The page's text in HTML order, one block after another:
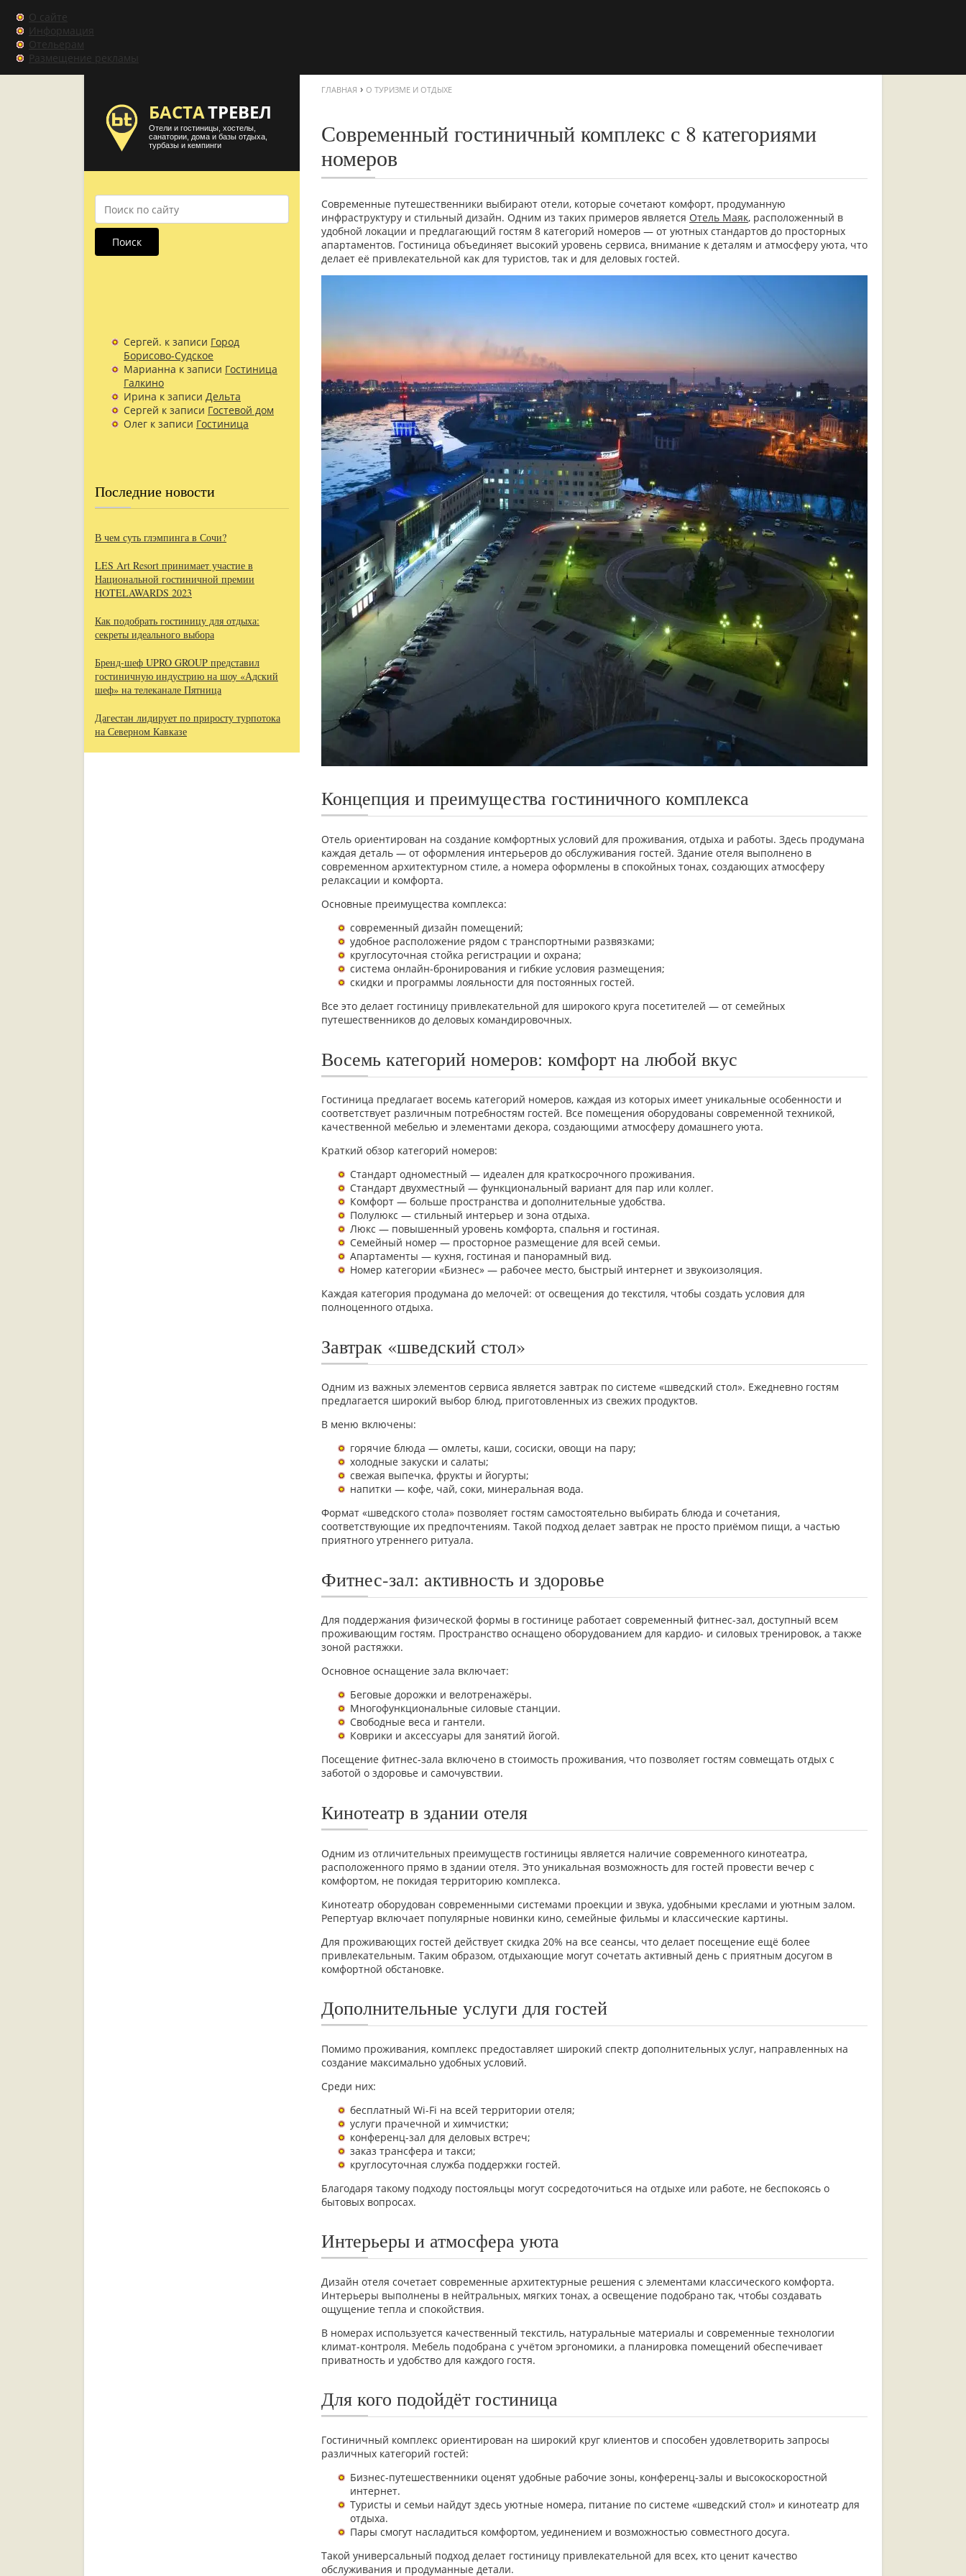
О сайте
Информация
Отельерам
Размещение рекламы
ГЛАВНАЯ › О ТУРИЗМЕ И ОТДЫХЕ
Современный гостиничный комплекс с 8 категориями
номеров
Современные путешественники выбирают отели, которые сочетают комфорт, продуманную
инфраструктуру и стильный дизайн. Одним из таких примеров является Отель Маяк, расположенный в
удобной локации и предлагающий гостям 8 категорий номеров — от уютных стандартов до просторных
апартаментов. Гостиница объединяет высокий уровень сервиса, внимание к деталям и атмосферу уюта, что
делает её привлекательной как для туристов, так и для деловых гостей.
Концепция и преимущества гостиничного комплекса
Отель ориентирован на создание комфортных условий для проживания, отдыха и работы. Здесь продумана
каждая деталь — от оформления интерьеров до обслуживания гостей. Здание отеля выполнено в
современном архитектурном стиле, а номера оформлены в спокойных тонах, создающих атмосферу
релаксации и комфорта.
Основные преимущества комплекса:
современный дизайн помещений;
удобное расположение рядом с транспортными развязками;
круглосуточная стойка регистрации и охрана;
система онлайн-бронирования и гибкие условия размещения;
скидки и программы лояльности для постоянных гостей.
Все это делает гостиницу привлекательной для широкого круга посетителей — от семейных
путешественников до деловых командировочных.
Восемь категорий номеров: комфорт на любой вкус
Гостиница предлагает восемь категорий номеров, каждая из которых имеет уникальные особенности и
соответствует различным потребностям гостей. Все помещения оборудованы современной техникой,
качественной мебелью и элементами декора, создающими атмосферу домашнего уюта.
Краткий обзор категорий номеров:
Стандарт одноместный — идеален для краткосрочного проживания.
Стандарт двухместный — функциональный вариант для пар или коллег.
Комфорт — больше пространства и дополнительные удобства.
Полулюкс — стильный интерьер и зона отдыха.
Люкс — повышенный уровень комфорта, спальня и гостиная.
Семейный номер — просторное размещение для всей семьи.
Апартаменты — кухня, гостиная и панорамный вид.
Номер категории «Бизнес» — рабочее место, быстрый интернет и звукоизоляция.
Каждая категория продумана до мелочей: от освещения до текстиля, чтобы создать условия для
полноценного отдыха.
Завтрак «шведский стол»
Одним из важных элементов сервиса является завтрак по системе «шведский стол». Ежедневно гостям
предлагается широкий выбор блюд, приготовленных из свежих продуктов.
В меню включены:
горячие блюда — омлеты, каши, сосиски, овощи на пару;
холодные закуски и салаты;
свежая выпечка, фрукты и йогурты;
напитки — кофе, чай, соки, минеральная вода.
Формат «шведского стола» позволяет гостям самостоятельно выбирать блюда и сочетания,
соответствующие их предпочтениям. Такой подход делает завтрак не просто приёмом пищи, а частью
приятного утреннего ритуала.
Фитнес-зал: активность и здоровье
Для поддержания физической формы в гостинице работает современный фитнес-зал, доступный всем
проживающим гостям. Пространство оснащено оборудованием для кардио- и силовых тренировок, а также
зоной растяжки.
Основное оснащение зала включает:
Беговые дорожки и велотренажёры.
Многофункциональные силовые станции.
Свободные веса и гантели.
Коврики и аксессуары для занятий йогой.
Посещение фитнес-зала включено в стоимость проживания, что позволяет гостям совмещать отдых с
заботой о здоровье и самочувствии.
Кинотеатр в здании отеля
Одним из отличительных преимуществ гостиницы является наличие современного кинотеатра,
расположенного прямо в здании отеля. Это уникальная возможность для гостей провести вечер с
комфортом, не покидая территорию комплекса.
Кинотеатр оборудован современными системами проекции и звука, удобными креслами и уютным залом.
Репертуар включает популярные новинки кино, семейные фильмы и классические картины.
Для проживающих гостей действует скидка 20% на все сеансы, что делает посещение ещё более
привлекательным. Таким образом, отдыхающие могут сочетать активный день с приятным досугом в
комфортной обстановке.
Дополнительные услуги для гостей
Помимо проживания, комплекс предоставляет широкий спектр дополнительных услуг, направленных на
создание максимально удобных условий.
Среди них:
бесплатный Wi-Fi на всей территории отеля;
услуги прачечной и химчистки;
конференц-зал для деловых встреч;
заказ трансфера и такси;
круглосуточная служба поддержки гостей.
Благодаря такому подходу постояльцы могут сосредоточиться на отдыхе или работе, не беспокоясь о
бытовых вопросах.
Интерьеры и атмосфера уюта
Дизайн отеля сочетает современные архитектурные решения с элементами классического комфорта.
Интерьеры выполнены в нейтральных, мягких тонах, а освещение подобрано так, чтобы создавать
ощущение тепла и спокойствия.
В номерах используется качественный текстиль, натуральные материалы и современные технологии
климат-контроля. Мебель подобрана с учётом эргономики, а планировка помещений обеспечивает
приватность и удобство для каждого гостя.
Для кого подойдёт гостиница
Гостиничный комплекс ориентирован на широкий круг клиентов и способен удовлетворить запросы
различных категорий гостей:
Бизнес-путешественники оценят удобные рабочие зоны, конференц-залы и высокоскоростной
интернет.
Туристы и семьи найдут здесь уютные номера, питание по системе «шведский стол» и кинотеатр для
отдыха.
Пары смогут насладиться комфортом, уединением и возможностью совместного досуга.
Такой универсальный подход делает гостиницу привлекательной для всех, кто ценит качество
обслуживания и продуманные детали.
БАСТАТРЕВЕЛ
Отели и гостиницы, хостелы,
санатории, дома и базы отдыха,
турбазы и кемпинги
Поиск
Сергей. к записи Город
Борисово-Судское
Марианна к записи Гостиница
Галкино
Ирина к записи Дельта
Сергей к записи Гостевой дом
Олег к записи Гостиница
Последние новости
В чем суть глэмпинга в Сочи?
LES Art Resort принимает участие в
Национальной гостиничной премии
HOTELAWARDS 2023
Как подобрать гостиницу для отдыха:
секреты идеального выбора
Бренд-шеф UPRO GROUP представил
гостиничную индустрию на шоу «Адский
шеф» на телеканале Пятница
Дагестан лидирует по приросту турпотока
на Северном Кавказе